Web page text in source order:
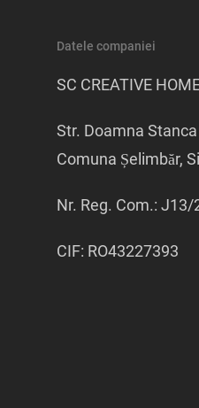
Datele companiei
SC CREATIVE
Str. Doamna
Comuna Șelimbăr,
Nr. Reg. Com.:
CIF: RO43227393